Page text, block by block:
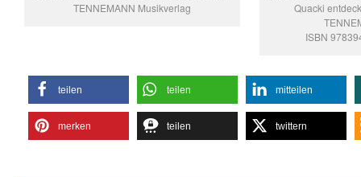
TENNEMANN Musikverlag
Quacki
ISBN
teilen teilen mitteilen
merken teilen twittern